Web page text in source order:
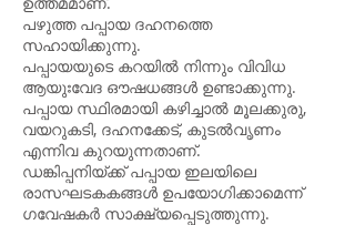
പഴുത്ത പപ്പായ ദഹനത്തെ
സഹായിക്കുന്നു.
പപ്പായയുടെ കറയിൽ നിന്നും വിവിധ
ആയുഃവേദ ഔഷധങ്ങൾ ഉണ്ടാക്കുന്നു.
പപ്പായ സ്ഥിരമായി കഴിച്ചാൽ മൂലക്കുരു,
വയറുകടി, ദഹനക്കേട്, കുടൽവൃണം
എന്നിവ കുറയുന്നതാണ്.
ഡങ്കിപ്പനിയ്ക്ക് പപ്പായ ഇലയിലെ
രാസഘടകകങ്ങൾ ഉപയോഗിക്കാമെന്ന്
ഗവേഷകർ സാക്ഷ്യപ്പെടുത്തുന്നു.